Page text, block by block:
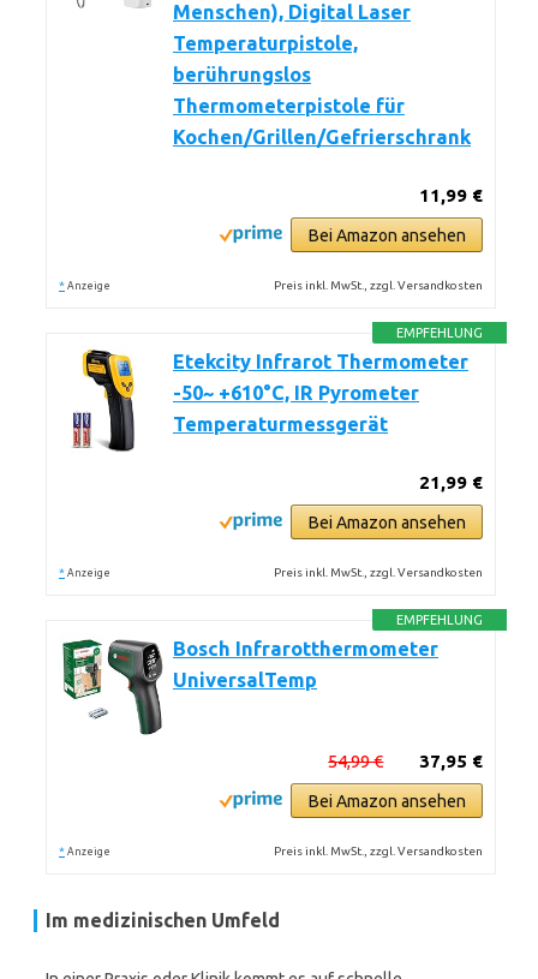
Menschen), Digital Laser
Temperaturpistole,
berührungslos
Thermometerpistole für
Kochen/Grillen/Gefrierschrank
11,99 €
Bei Amazon ansehen
* Anzeige Preis inkl. MwSt., zzgl. Versandkosten
EMPFEHLUNG
Etekcity Infrarot Thermometer
-50~ +610°C, IR Pyrometer
Temperaturmessgerät
21,99 €
Bei Amazon ansehen
* Anzeige Preis inkl. MwSt., zzgl. Versandkosten
EMPFEHLUNG
Bosch Infrarotthermometer
UniversalTemp
37,95 €
54,99 €
Bei Amazon ansehen
* Anzeige Preis inkl. MwSt., zzgl. Versandkosten
Im medizinischen Umfeld